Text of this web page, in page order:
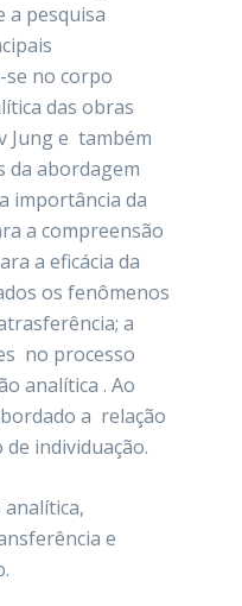
a pesquisa
no corpo
das obras
Jung e também
da abordagem
importância da
a compreensão
a eficácia da
os fenômenos
a
no processo
analítica . Ao
a relação
individuação.
analítica,
e